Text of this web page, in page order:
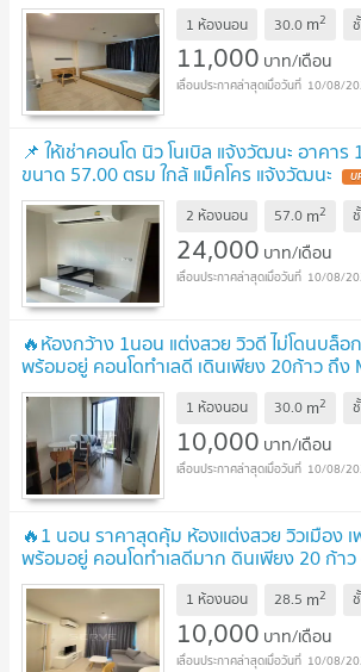
1 ห้องนอน 30.0 m2
11,000 บาท/เดือน
10/08/
📌 ให้เช่าคอนโด นิว โนเบิล แจ้งวัฒนะ อาคา
ขนาด 57.00 ตรม ใกล้ แม็คโคร แจ้งวัฒนะ
2 ห้องนอน 57.0 m2
24,000 บาท/เดือน
10/08/
🔥ห้องกว้าง 1นอน แต่งสวย วิวดี ไม่โดนบล็อ
พร้อมอยู่ คอนโดทำเลดี เดินเพียง 20ก้าว ถึง
Noble Chaengwattana
1 ห้องนอน 30.0 m2
10,000 บาท/เดือน
10/08/
🔥1 นอน ราคาสุดคุ้ม ห้องแต่งสวย วิวเมือง
พร้อมอยู่ คอนโดทำเลดีมาก ดินเพียง 20 ก้าว
Nue Noble Chaengwattana
1 ห้องนอน 28.5 m2
10,000 บาท/เดือน
10/08/